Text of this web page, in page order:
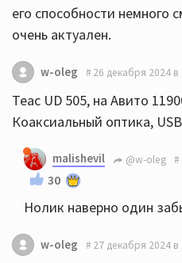
его способности немного
очень актуален.
w-oleg 26 декабря 2024 в
Teac UD 505, на Авито
Коаксиальный оптика,
malishevil @w-oleg
30
Нолик наверно один
w-oleg 27 декабря 2024 в